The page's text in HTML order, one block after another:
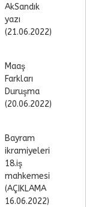
AkSandık
yazı
(21.06.2022)
Maaş
Farkları
Duruşma
(20.06.2022)
Bayram
ikramiyeleri
18.iş
mahkemesi
(AÇIKLAMA
16.06.2022)